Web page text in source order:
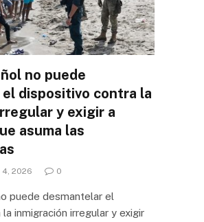
no puede
dispositivo contra la
y exigir a
asuma las
4, 2026 0
puede desmantelar el
inmigración irregular y exigir